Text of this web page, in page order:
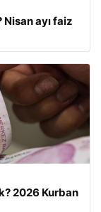
Nisan ayı faiz
2026 Kurban